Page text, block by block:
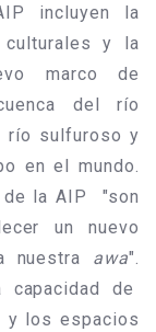
incluyen la
culturales y la
marco de
del río
río sulfuroso y
en el mundo.
de la AIP "son
un nuevo
nuestra awa".
de
y los espacios